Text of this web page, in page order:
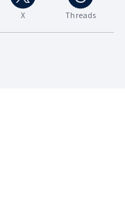
X Threads